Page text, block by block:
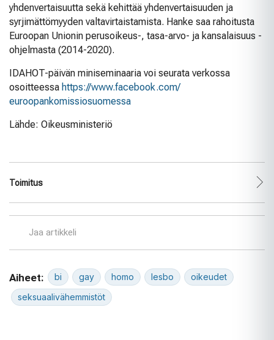
yhdenvertaisuutta sekä kehittää yhdenvertaisuuden ja
syrjimättömyyden valtavirtaistamista. Hanke saa rahoitusta
Euroopan Unionin perusoikeus-, tasa-arvo- ja kansalaisuus -
ohjelmasta (2014-2020).
IDAHOT-päivän miniseminaaria voi seurata verkossa
osoitteessa https://www.facebook.com/
euroopankomissiosuomessa
Lähde: Oikeusministeriö
Toimitus
Jaa artikkeli
Aiheet: bi gay homo lesbo
oikeudet
seksuaalivähemmistöt